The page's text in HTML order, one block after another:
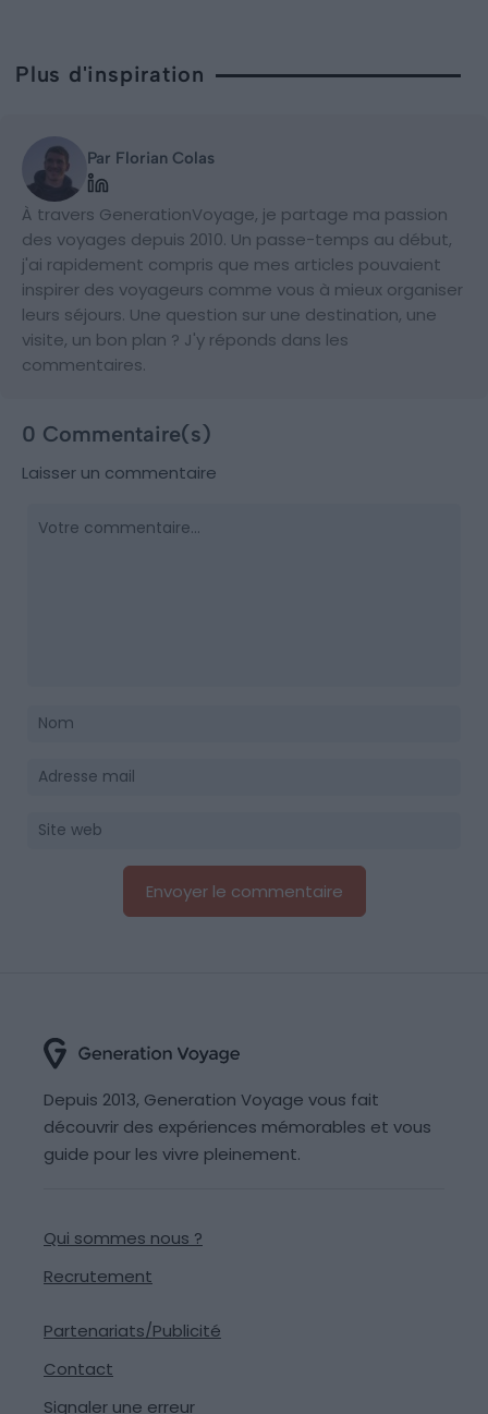
Plus d'inspiration
Par Florian Colas
À travers GenerationVoyage, je partage ma passion
des voyages depuis 2010. Un passe-temps au début,
j'ai rapidement compris que mes articles pouvaient
inspirer des voyageurs comme vous à mieux organiser
leurs séjours. Une question sur une destination, une
visite, un bon plan ? J'y réponds dans les
commentaires.
0 Commentaire(s)
Laisser un commentaire
Depuis 2013, Generation Voyage vous fait
découvrir des expériences mémorables et vous
guide pour les vivre pleinement.
Qui sommes nous ?
Recrutement
Partenariats/Publicité
Contact
Signaler une erreur